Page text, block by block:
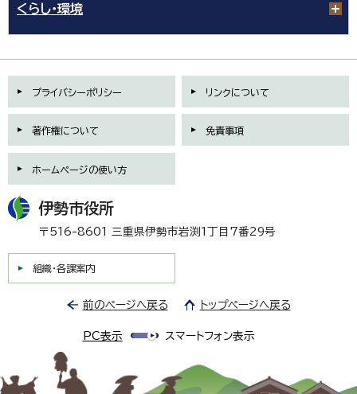
くらし・環境
プライバシーポリシー リンクについて
著作権について 免責事項
ホームページの使い方
伊勢市役所
〒516-8601 三重県伊勢市岩渕1丁目7番29号
組織・各課案内
前のページへ戻る トップページへ戻る
PC表示 スマートフォン表示